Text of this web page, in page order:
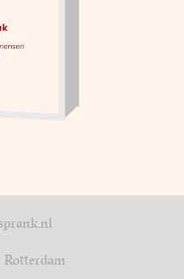
Rotterdam